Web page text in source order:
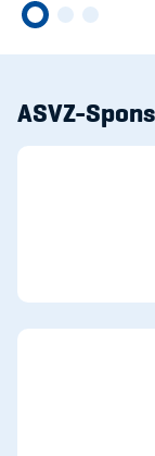
ASVZ-